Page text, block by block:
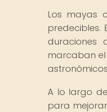
Los mayas
predecibles.
duraciones
marcaban el
A lo largo
para